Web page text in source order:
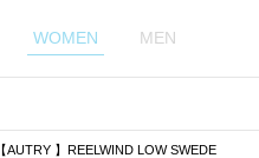
WOMEN MEN
【AUTRY 】REELWIND LOW SWEDE